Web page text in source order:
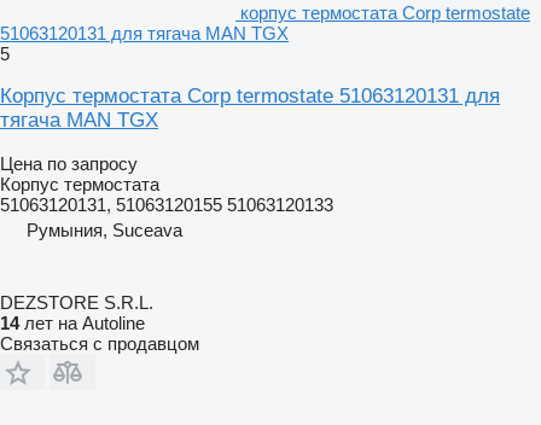
корпус термостата Corp termostate
51063120131 для тягача MAN TGX
5
Корпус термостата Corp termostate 51063120131 для
тягача MAN TGX
Цена по запросу
Корпус термостата
51063120131, 51063120155 51063120133
Румыния, Suceava
DEZSTORE S.R.L.
14лет на Autoline
Связаться с продавцом